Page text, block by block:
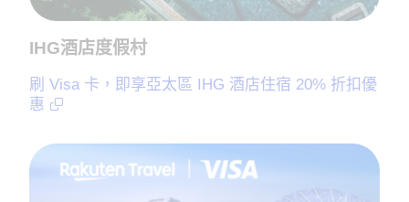
IHG酒店度假村
刷 Visa 卡，即享亞太區 IHG 酒店住宿 20% 折扣優
惠